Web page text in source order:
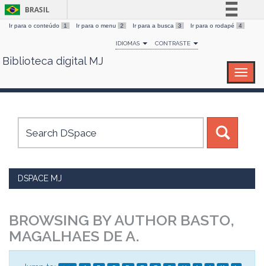
Skip
BRASIL
Simplifique!
Comunica BR
Canais
Ir para o conteúdo 1 Ir para o menu 2 Ir para a busca 3 Ir para o rodapé 4
IDIOMAS CONTRASTE
Biblioteca digital MJ
DSPACE MJ
BROWSING BY AUTHOR BASTO,
MAGALHAES DE A.